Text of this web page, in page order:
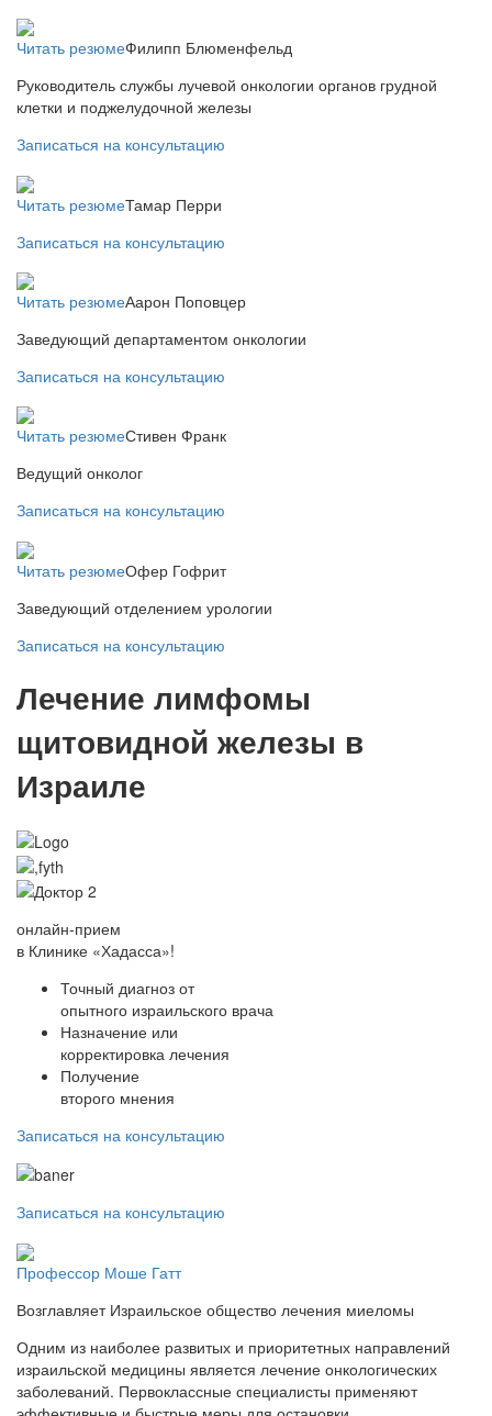
Читать резюмеФилипп Блюменфельд
Руководитель службы лучевой онкологии органов грудной
клетки и поджелудочной железы
Записаться на консультацию
Читать резюмеТамар Перри
Записаться на консультацию
Читать резюмеАарон Поповцер
Заведующий департаментом онкологии
Записаться на консультацию
Читать резюмеСтивен Франк
Ведущий онколог
Записаться на консультацию
Читать резюмеОфер Гофрит
Заведующий отделением урологии
Записаться на консультацию
Лечение лимфомы
щитовидной железы в
Израиле
онлайн-прием
в Клинике «Хадасса»!
Точный диагноз от
опытного израильского врача
Назначение или
корректировка лечения
Получение
второго мнения
Записаться на консультацию
Записаться на консультацию
Профессор Моше Гатт
Возглавляет Израильское общество лечения миеломы
Одним из наиболее развитых и приоритетных направлений
израильской медицины является лечение онкологических
заболеваний. Первоклассные специалисты применяют